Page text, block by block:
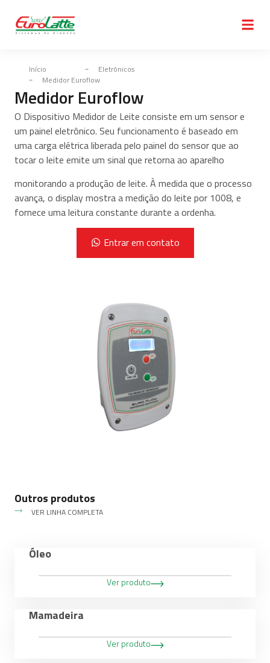
Início
Eletrônicos
Medidor Euroflow
Medidor Euroflow
O Dispositivo Medidor de Leite consiste em um sensor e
um painel eletrônico. Seu funcionamento é baseado em
uma carga elétrica liberada pelo painel do sensor que ao
tocar o leite emite um sinal que retorna ao aparelho
monitorando a produção de leite. À medida que o processo
avança, o display mostra a medição do leite por 1008, e
fornece uma leitura constante durante a ordenha.
Tem interesse no produto?
Entrar em contato
Outros produtos
VER LINHA COMPLETA
Óleo
Ver produto
Mamadeira
Ver produto